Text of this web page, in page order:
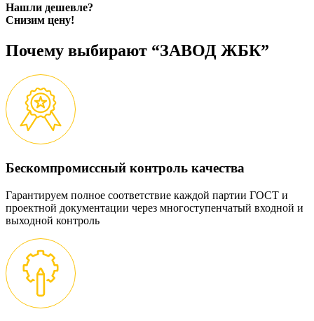
Нашли дешевле?
Снизим цену!
Почему выбирают “ЗАВОД ЖБК”
Бескомпромиссный контроль качества
Гарантируем полное соответствие каждой партии ГОСТ и
проектной документации через многоступенчатый входной и
выходной контроль